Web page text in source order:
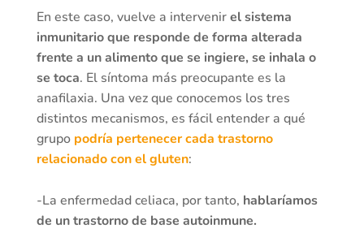
En este caso, vuelve a intervenirel sistema
inmunitario que responde de forma alterada
frente a un alimento que se ingiere, se inhala o
se toca. El síntoma más preocupante es la
anafilaxia. Una vez que conocemos los tres
distintos mecanismos, es fácil entender a qué
grupo podría pertenecer cada trastorno
relacionado con el gluten:
-La enfermedad celiaca, por tanto, hablaríamos
de un trastorno de base autoinmune.